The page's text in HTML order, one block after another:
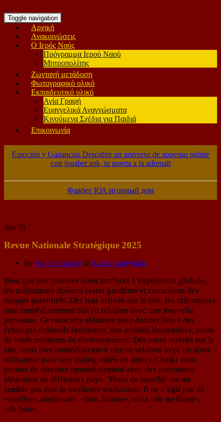
Toggle navigation
Αρχική
Ανακοινώσεις
Ο Ιερός Ναός
Πρόγραμμα Ιερού Ναού
Μητροπολίτης
Ζωντανή μετάδοση
Φωτογραφικό υλικό
Εκπαιδευτικό υλικό
Αγία Γραφή
Ευαγγελικά Αναγνώσματα
Κινούμενα Σχέδια για Παιδιά
Επικοινωνία
Emoción y Ganancias Descubre un universo de apuestas online
con jugabet apk, tu puerta a la adrenali
Фавбет ЮА игорный дом
Δεκ 31
Revue Nationale Stratégique 2025
By Admninistratorin Χωρίς κατηγορία
Bien que ces mesures aient amélioré l’expérience globale,
les utilisateurs doivent rester prudents et conscients des
risques potentiels. Dès leur arrivée sur le site, les utilisateurs
sont immédiatement mis en relation avec une nouvelle
personne. Ce caractère aléatoire peut donner lieu à des
échanges culturels fascinants, des amitiés inattendues, voire
de brefs moments de divertissement. Dès votre arrivée sur le
site, vous êtes immédiatement mis en relation avec un autre
utilisateur pour une dialog vidéo en direct. Chatki vous
permet de discuter immédiatement avec des personnes
aléatoires de différents pays. ‘Place de marché’ ne me
semble pas être la meilleure traduction. Il ne s’agit pas de
«meilleur, meilleure ; «bon, bonne», mais «de meilleur»,
«de bon».